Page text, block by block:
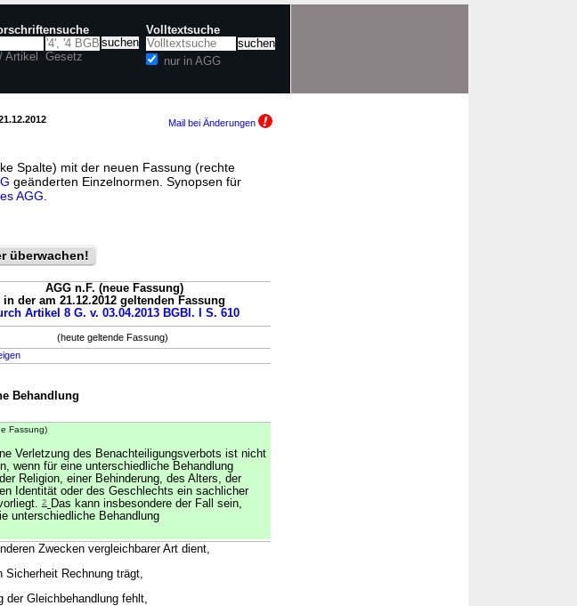
Artikel Gesetz
Volltextsuche
nur in AGG
Mail bei Änderungen
Spalte) mit der neuen Fassung (rechte
geänderten Einzelnormen. Synopsen für
AGG
überwachen!
AGG n.F. (neue Fassung)
in der am 21.12.2012 geltenden Fassung
Artikel 8 G. v. 03.04.2013 BGBl. I S. 610
(heute geltende Fassung)
Behandlung
Fassung)
Verletzung des Benachteiligungsverbots ist nicht
wenn für eine unterschiedliche Behandlung
Religion, einer Behinderung, des Alters, der
Identität oder des Geschlechts ein sachlicher
2
Das kann insbesondere der Fall sein,
unterschiedliche Behandlung
Zwecken vergleichbarer Art dient,
Sicherheit Rechnung trägt,
der Gleichbehandlung fehlt,